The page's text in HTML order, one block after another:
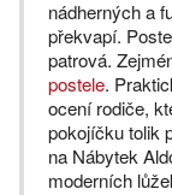
nádherných a
překvapí.
patrová.
postele.
ocení rodiče,
pokojíčku tolik
na Nábytek
moderních